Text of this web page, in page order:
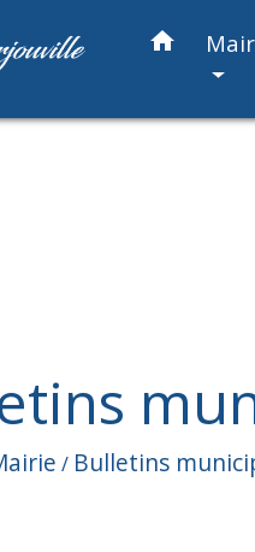
home
/ Bulletins